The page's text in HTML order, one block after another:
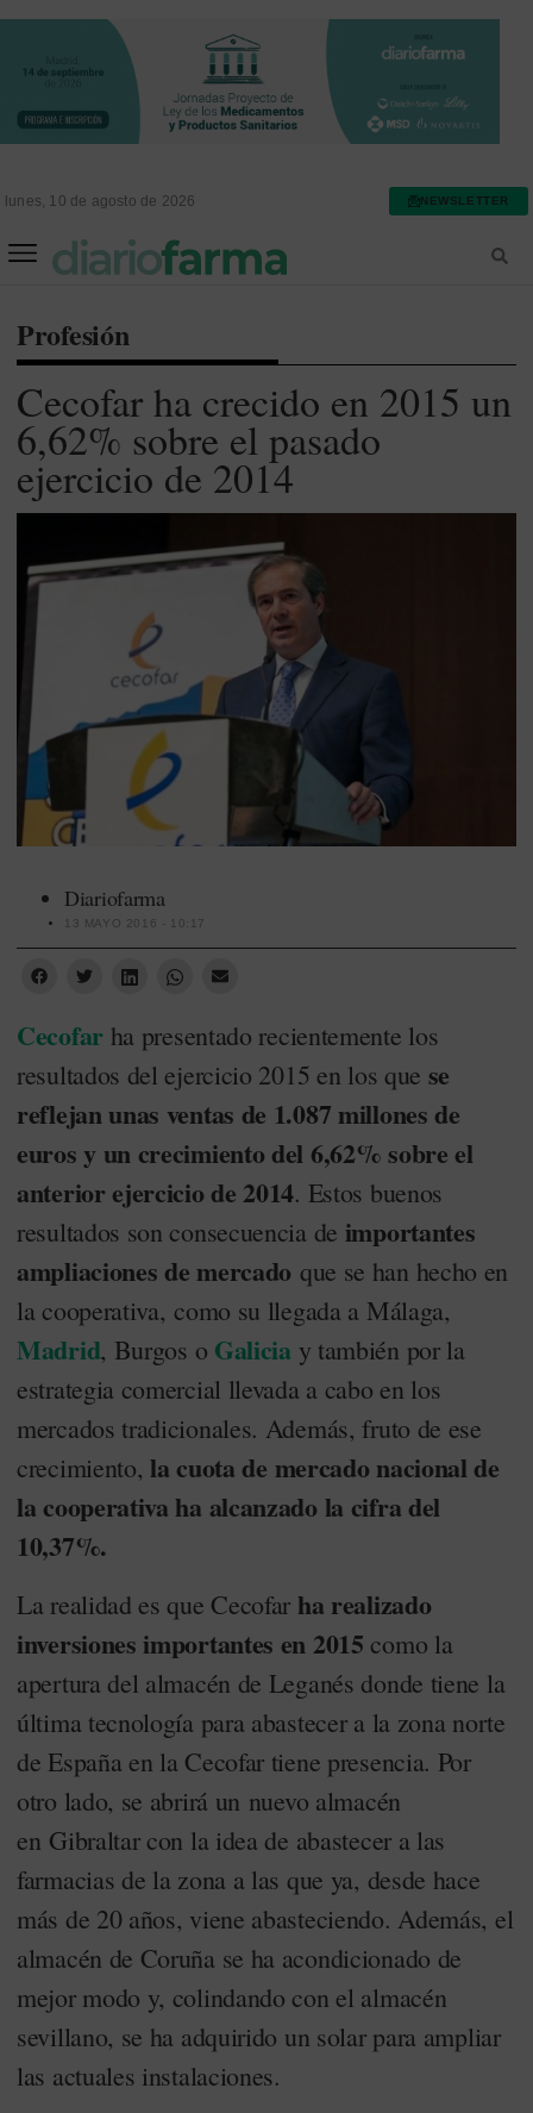
lunes, 10 de agosto de 2026 NEWSLETTER
Profesión
Cecofar ha crecido en 2015 un
6,62% sobre el pasado
ejercicio de 2014
Diariofarma
13 MAYO 2016 - 10:17
Cecofarha presentado recientemente los
resultados del ejercicio 2015 en los que se
reflejan unas ventas de 1.087 millones de
euros y un crecimiento del 6,62% sobre el
anterior ejercicio de 2014. Estos buenos
resultados son consecuencia de importantes
ampliaciones de mercado que se han hecho en
la cooperativa, como su llegada a Málaga,
Madrid, Burgos o Galiciay también por la
estrategia comercial llevada a cabo en los
mercados tradicionales. Además, fruto de ese
crecimiento, la cuota de mercado nacional de
la cooperativa ha alcanzado la cifra del
10,37%.
La realidad es que Cecofar ha realizado
inversiones importantes en 2015 como la
apertura del almacén de Leganés donde tiene la
última tecnología para abastecer a la zona norte
de España en la Cecofar tiene presencia. Por
otro lado, se abrirá un nuevo almacén
en Gibraltar con la idea de abastecer a las
farmacias de la zona a las que ya, desde hace
más de 20 años, viene abasteciendo. Además, el
almacén de Coruña se ha acondicionado de
mejor modo y, colindando con el almacén
sevillano, se ha adquirido un solar para ampliar
las actuales instalaciones.